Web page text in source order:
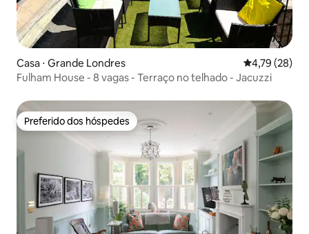
Casa ⋅ Grande Londres 4,79 de uma
4,79 (28)
Fulham House - 8 vagas - Terraço no telhado - Jacuzzi
Preferido dos hóspedes
Preferido dos hóspedes